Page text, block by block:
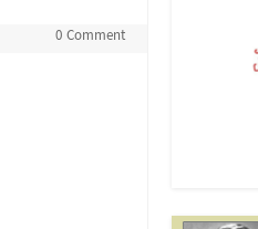
0 Comment